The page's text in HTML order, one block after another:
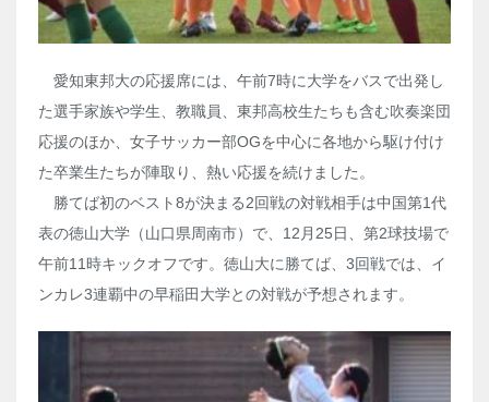
愛知東邦大の応援席には、午前7時に大学をバスで出発し
た選手家族や学生、教職員、東邦高校生たちも含む吹奏楽団
応援のほか、女子サッカー部OGを中心に各地から駆け付け
た卒業生たちが陣取り、熱い応援を続けました。
勝てば初のベスト8が決まる2回戦の対戦相手は中国第1代
表の徳山大学（山口県周南市）で、12月25日、第2球技場で
午前11時キックオフです。徳山大に勝てば、3回戦では、イ
ンカレ3連覇中の早稲田大学との対戦が予想されます。